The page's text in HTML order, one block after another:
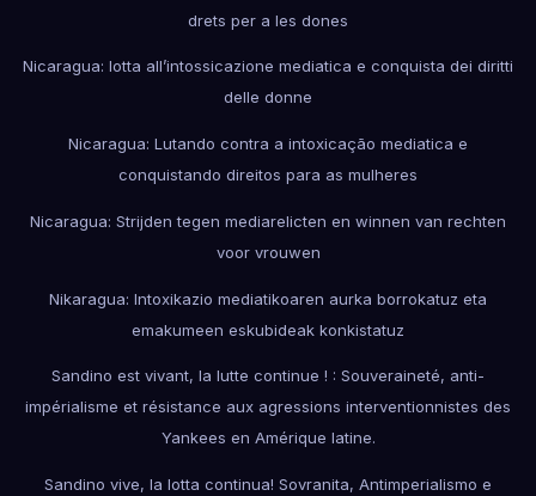
drets per a les dones
Nicaragua: lotta all’intossicazione mediatica e conquista dei diritti
delle donne
Nicaragua: Lutando contra a intoxicação mediatica e
conquistando direitos para as mulheres
Nicaragua: Strijden tegen mediarelicten en winnen van rechten
voor vrouwen
Nikaragua: Intoxikazio mediatikoaren aurka borrokatuz eta
emakumeen eskubideak konkistatuz
Sandino est vivant, la lutte continue ! : Souveraineté, anti-
impérialisme et résistance aux agressions interventionnistes des
Yankees en Amérique latine.
Sandino vive, la lotta continua! Sovranita, Antimperialismo e